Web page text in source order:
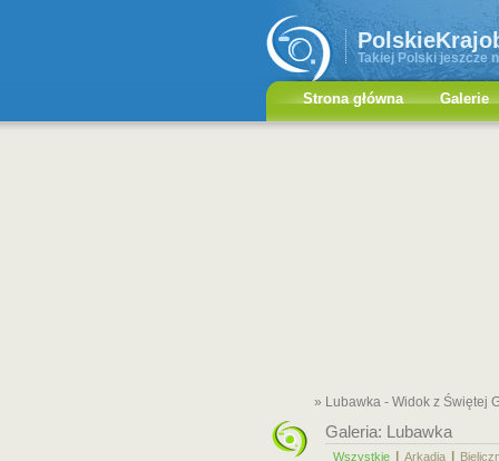
Takiej Polski jeszcze
Strona główna Galerie
» Lubawka - Widok z Świętej
Galeria: Lubawka
Wszystkie Arkadia